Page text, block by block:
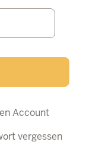
Account
vergessen